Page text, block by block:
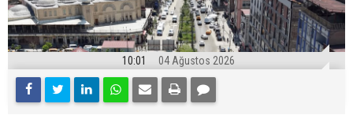
10:01 04 Ağustos 2026